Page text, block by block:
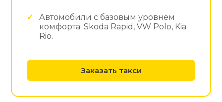
Автомобили с базовым уровнем
комфорта. Skoda Rapid, VW Polo, Kia
Rio.
Заказать такси